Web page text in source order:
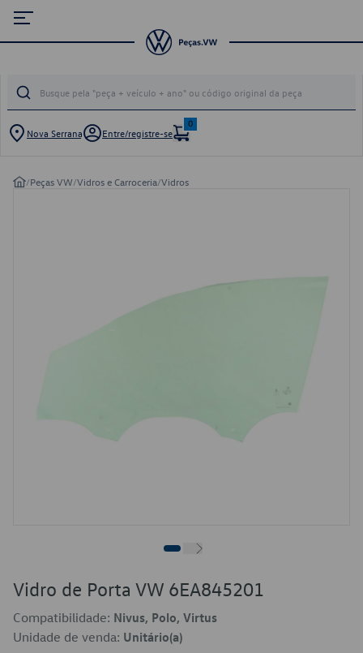
Nova Serrana Entre/registre-se
0
/Peças VW/Vidros e Carroceria/Vidros
Vidro de Porta VW 6EA845201
Compatibilidade: Nivus, Polo, Virtus
Unidade de venda: Unitário(a)